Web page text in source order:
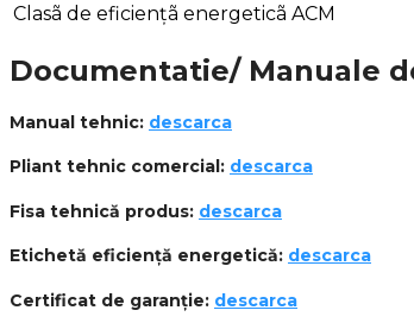
Clasã de eficiențã energeticã ACM
Documentatie/ Manuale
Manual tehnic: descarca
Pliant tehnic comercial: descarca
Fisa tehnică produs: descarca
Etichetă eficiență energetică: descarca
Certificat de garanție: descarca